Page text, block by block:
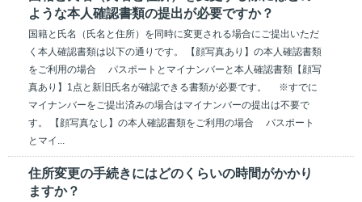
ような本人確認書類の提出が必要ですか？
国籍と氏名（氏名と住所）を同時に変更される場合にご提出いただ
く本人確認書類は以下の通りです。 【顔写真あり】の本人確認書類
をご利用の場合 パスポートとマイナンバーと本人確認書類【顔写
真あり】1点と新旧氏名が確認できる書類が必要です。 ※すでに
マイナンバーをご提出済みの場合はマイナンバーの提出は不要で
す。 【顔写真なし】の本人確認書類をご利用の場合 パスポート
とマイ...
住所変更の手続きにはどのくらいの時間がかかり
ますか？